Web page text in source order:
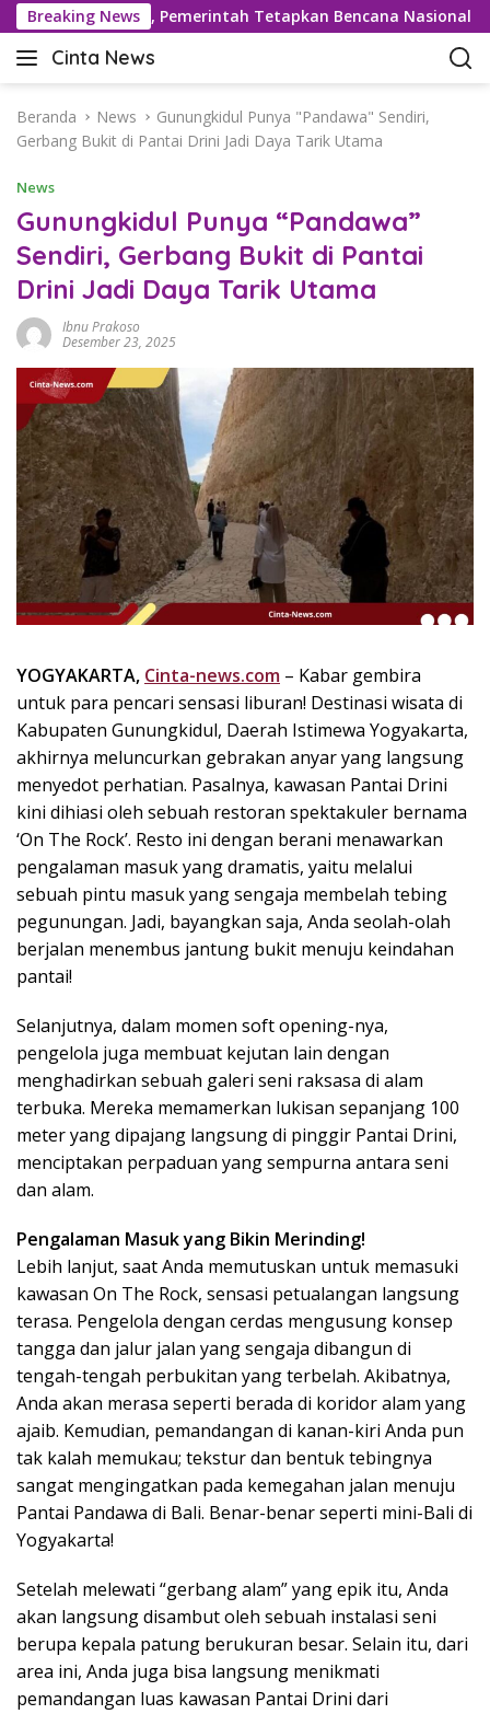
a
Breaking News
42,5°C, Pemerintah Tetapkan Bencana Nasional
Cinta News
C
n
t
N
e
w
s
–
a
a
r
T
e
r
k
i
n
i
,
P
n
u
I
n
s
p
i
r
a
i
!
Beranda News
Gunungkidul Punya "Pandawa" Sendiri,
Gerbang Bukit di Pantai Drini Jadi Daya Tarik Utama
News
Gunungkidul Punya “Pandawa”
Sendiri, Gerbang Bukit di Pantai
Drini Jadi Daya Tarik Utama
Ibnu Prakoso
Desember 23, 2025
YOGYAKARTA, Cinta-news.com – Kabar gembira
untuk para pencari sensasi liburan! Destinasi wisata di
Kabupaten Gunungkidul, Daerah Istimewa Yogyakarta,
akhirnya meluncurkan gebrakan anyar yang langsung
menyedot perhatian. Pasalnya, kawasan Pantai Drini
kini dihiasi oleh sebuah restoran spektakuler bernama
‘On The Rock’. Resto ini dengan berani menawarkan
pengalaman masuk yang dramatis, yaitu melalui
sebuah pintu masuk yang sengaja membelah tebing
pegunungan. Jadi, bayangkan saja, Anda seolah-olah
berjalan menembus jantung bukit menuju keindahan
pantai!
Selanjutnya, dalam momen soft opening-nya,
pengelola juga membuat kejutan lain dengan
menghadirkan sebuah galeri seni raksasa di alam
terbuka. Mereka memamerkan lukisan sepanjang 100
meter yang dipajang langsung di pinggir Pantai Drini,
menciptakan perpaduan yang sempurna antara seni
dan alam.
Pengalaman Masuk yang Bikin Merinding!
Lebih lanjut, saat Anda memutuskan untuk memasuki
kawasan On The Rock, sensasi petualangan langsung
terasa. Pengelola dengan cerdas mengusung konsep
tangga dan jalur jalan yang sengaja dibangun di
tengah-tengah perbukitan yang terbelah. Akibatnya,
Anda akan merasa seperti berada di koridor alam yang
ajaib. Kemudian, pemandangan di kanan-kiri Anda pun
tak kalah memukau; tekstur dan bentuk tebingnya
sangat mengingatkan pada kemegahan jalan menuju
Pantai Pandawa di Bali. Benar-benar seperti mini-Bali di
Yogyakarta!
Setelah melewati “gerbang alam” yang epik itu, Anda
akan langsung disambut oleh sebuah instalasi seni
berupa kepala patung berukuran besar. Selain itu, dari
area ini, Anda juga bisa langsung menikmati
pemandangan luas kawasan Pantai Drini dari